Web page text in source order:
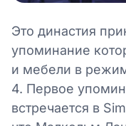
Это династия
упоминание
и мебели в
4. Первое
встречается в